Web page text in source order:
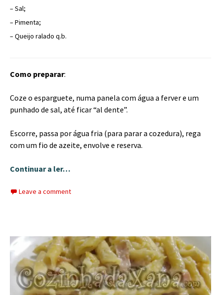
– Sal;
– Pimenta;
– Queijo ralado q.b.
Como preparar:
Coze o esparguete, numa panela com água a ferver e um
punhado de sal, até ficar “al dente”.
Escorre, passa por água fria (para parar a cozedura), rega
com um fio de azeite, envolve e reserva.
Continuar a ler…
Leave a comment